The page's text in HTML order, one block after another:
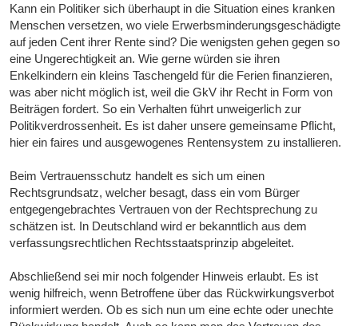
Kann ein Politiker sich überhaupt in die Situation eines kranken
Menschen versetzen, wo viele Erwerbsminderungsgeschädigte
auf jeden Cent ihrer Rente sind? Die wenigsten gehen gegen so
eine Ungerechtigkeit an. Wie gerne würden sie ihren
Enkelkindern ein kleins Taschengeld für die Ferien finanzieren,
was aber nicht möglich ist, weil die GkV ihr Recht in Form von
Beiträgen fordert. So ein Verhalten führt unweigerlich zur
Politikverdrossenheit. Es ist daher unsere gemeinsame Pflicht,
hier ein faires und ausgewogenes Rentensystem zu installieren.
Beim Vertrauensschutz handelt es sich um einen
Rechtsgrundsatz, welcher besagt, dass ein vom Bürger
entgegengebrachtes Vertrauen von der Rechtsprechung zu
schätzen ist. In Deutschland wird er bekanntlich aus dem
verfassungsrechtlichen Rechtsstaatsprinzip abgeleitet.
Abschließend sei mir noch folgender Hinweis erlaubt. Es ist
wenig hilfreich, wenn Betroffene über das Rückwirkungsverbot
informiert werden. Ob es sich nun um eine echte oder unechte